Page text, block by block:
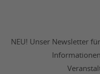
NEU! Unser Newsletter